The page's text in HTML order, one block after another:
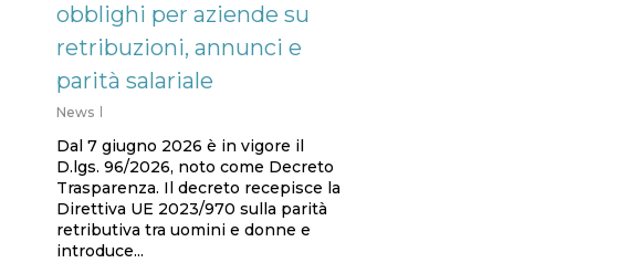
obblighi per aziende su
retribuzioni, annunci e
parità salariale
News
Dal 7 giugno 2026 è in vigore il
D.lgs. 96/2026, noto come Decreto
Trasparenza. Il decreto recepisce la
Direttiva UE 2023/970 sulla parità
retributiva tra uomini e donne e
introduce...